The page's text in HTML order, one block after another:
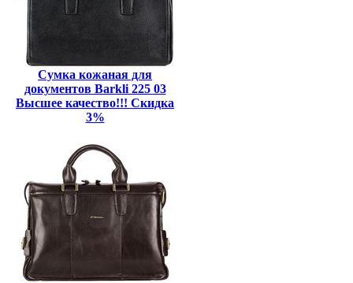
Сумка кожаная для
документов Barkli 225 03
Высшее качество!!! Скидка
3%